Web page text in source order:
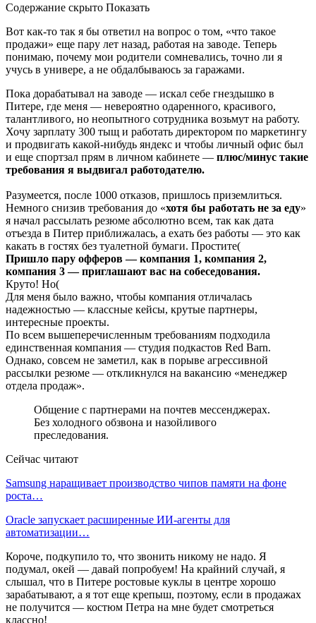
Содержание скрыто Показать
Вот как-то так я бы ответил на вопрос о том, «что такое
продажи» еще пару лет назад, работая на заводе. Теперь
понимаю, почему мои родители сомневались, точно ли я
учусь в универе, а не обдалбываюсь за гаражами.
Пока дорабатывал на заводе — искал себе гнездышко в
Питере, где меня — невероятно одаренного, красивого,
талантливого, но неопытного сотрудника возьмут на работу.
Хочу зарплату 300 тыщ и работать директором по маркетингу
и продвигать какой-нибудь яндекс и чтобы личный офис был
и еще спортзал прям в личном кабинете — плюс/минус такие
требования я выдвигал работодателю.
Разумеется, после 1000 отказов, пришлось приземлиться.
Немного снизив требования до «хотя бы работать не за еду»
я начал рассылать резюме абсолютно всем, так как дата
отъезда в Питер приближалась, а ехать без работы — это как
какать в гостях без туалетной бумаги. Простите(
Пришло пару офферов — компания 1, компания 2,
компания 3 — приглашают вас на собеседования.
Круто! Но(
Для меня было важно, чтобы компания отличалась
надежностью — классные кейсы, крутые партнеры,
интересные проекты.
По всем вышеперечисленным требованиям подходила
единственная компания — студия подкастов Red Barn.
Однако, совсем не заметил, как в порыве агрессивной
рассылки резюме — откликнулся на вакансию «менеджер
отдела продаж».
Общение с партнерами на почтев мессенджерах.
Без холодного обзвона и назойливого
преследования.
Сейчас читают
Samsung наращивает производство чипов памяти на фоне
роста…
Oracle запускает расширенные ИИ‑агенты для
автоматизации…
Короче, подкупило то, что звонить никому не надо. Я
подумал, окей — давай попробуем! На крайний случай, я
слышал, что в Питере ростовые куклы в центре хорошо
зарабатывают, а я тот еще крепыш, поэтому, если в продажах
не получится — костюм Петра на мне будет смотреться
классно!